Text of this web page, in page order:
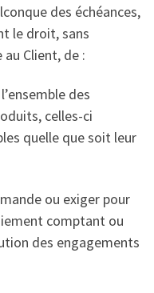
des échéances,
le droit, sans
Client, de :
des
celles-ci
quelle que soit leur
ou exiger pour
comptant ou
des engagements